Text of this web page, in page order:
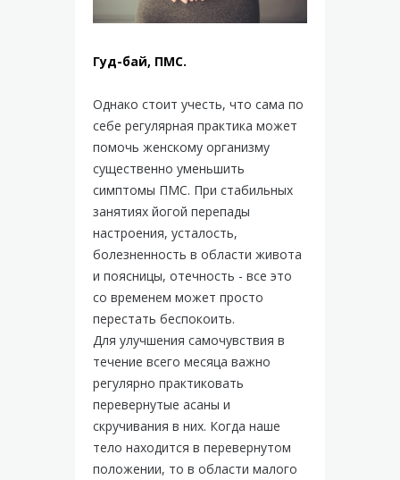
Гуд-бай, ПМС.
Однако стоит учесть, что сама по
себе регулярная практика может
помочь женскому организму
существенно уменьшить
симптомы ПМС. При стабильных
занятиях йогой перепады
настроения, усталость,
болезненность в области живота
и поясницы, отечность - все это
со временем может просто
перестать беспокоить.
Для улучшения самочувствия в
течение всего месяца важно
регулярно практиковать
перевернутые асаны и
скручивания в них. Когда наше
тело находится в перевернутом
положении, то в области малого